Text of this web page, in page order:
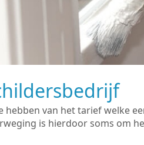
hebben van het tarief welke
is hierdoor soms om